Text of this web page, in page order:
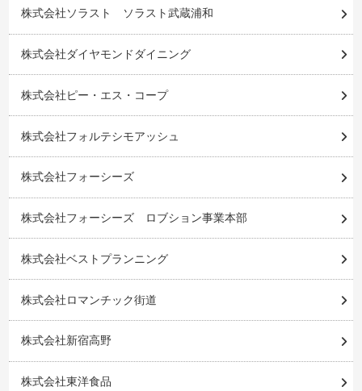
株式会社ソラスト ソラスト武蔵浦和
株式会社ダイヤモンドダイニング
株式会社ピー・エス・コープ
株式会社フォルテシモアッシュ
株式会社フォーシーズ
株式会社フォーシーズ ロブション事業本部
株式会社ベストプランニング
株式会社ロマンチック街道
株式会社新宿高野
株式会社東洋食品